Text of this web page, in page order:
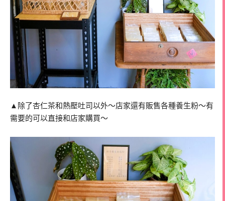
▲除了杏仁茶和熱壓吐司以外～店家還有販售各種養生粉～有
需要的可以直接和店家購買～